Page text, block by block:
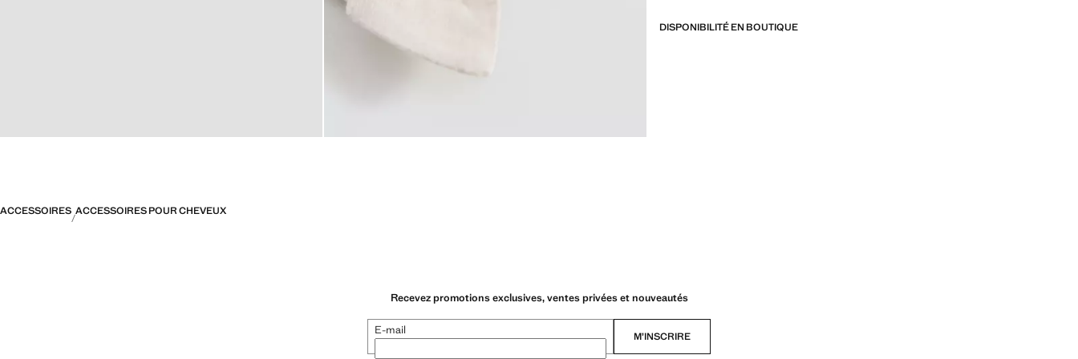
DISPONIBILITÉ EN BOUTIQUE
ACCESSOIRES ACCESSOIRES POUR CHEVEUX
Recevez promotions exclusives, ventes privées et nouveautés
E-mail M’INSCRIRE